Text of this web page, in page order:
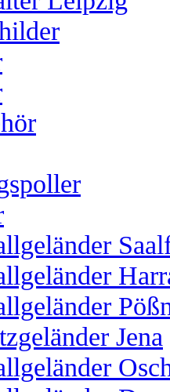
Jena